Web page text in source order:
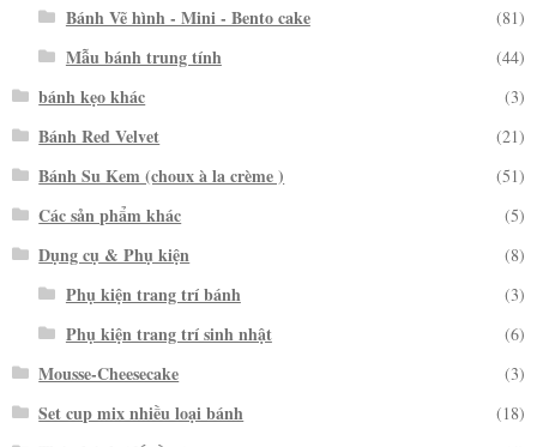
Bánh Vẽ hình - Mini - Bento cake (81)
Mẫu bánh trung tính (44)
bánh kẹo khác (3)
Bánh Red Velvet (21)
Bánh Su Kem (choux à la crème ) (51)
Các sản phẩm khác (5)
Dụng cụ & Phụ kiện (8)
Phụ kiện trang trí bánh (3)
Phụ kiện trang trí sinh nhật (6)
Mousse-Cheesecake (3)
Set cup mix nhiều loại bánh (18)